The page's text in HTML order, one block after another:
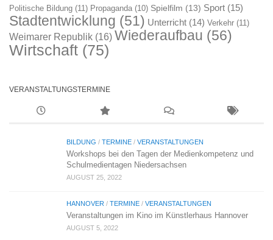
Politische Bildung (11) Propaganda (10) Spielfilm (13) Sport (15)
Stadtentwicklung (51) Unterricht (14) Verkehr (11)
Weimarer Republik (16) Wiederaufbau (56)
Wirtschaft (75)
VERANSTALTUNGSTERMINE
BILDUNG / TERMINE / VERANSTALTUNGEN
Workshops bei den Tagen der Medienkompetenz und
Schulmedientagen Niedersachsen
AUGUST 25, 2022
HANNOVER / TERMINE / VERANSTALTUNGEN
Veranstaltungen im Kino im Künstlerhaus Hannover
AUGUST 5, 2022